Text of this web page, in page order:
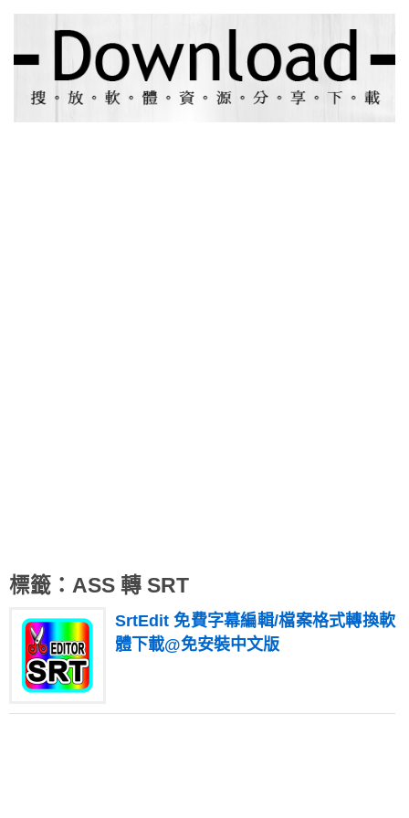
標籤：ASS 轉 SRT
SrtEdit 免費字幕編輯/檔案格式轉換軟
體下載@免安裝中文版